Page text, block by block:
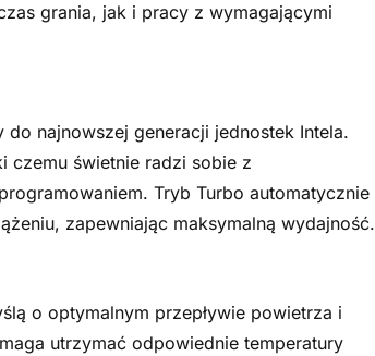
grania, jak i pracy z wymagającymi
najnowszej generacji jednostek Intela.
czemu świetnie radzi sobie z
Tryb Turbo automatycznie
zapewniając maksymalną wydajność.
o optymalnym przepływie powietrza i
utrzymać odpowiednie temperatury